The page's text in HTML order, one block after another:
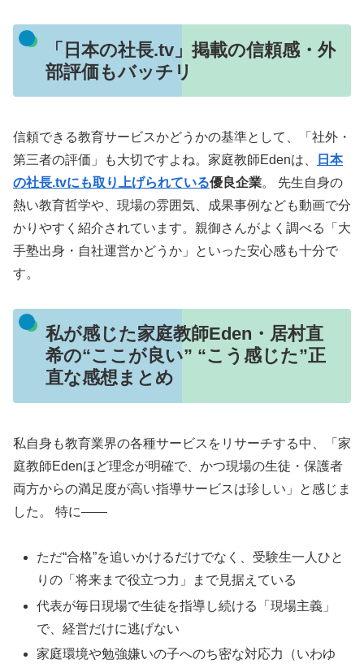
「日本の社長.tv」掲載の信頼感・外
部評価もバッチリ
信頼できる教育サービスかどうかの基準として、「社外・
第三者の評価」も大切ですよね。家庭教師Edenは、
日本
の社長.tvにも取り上げられている優良企業。 先生自身の
熱い教育哲学や、現場の雰囲気、成果事例なども動画で分
かりやすく紹介されています。親御さんがよく調べる「大
手塾出身・自社運営かどうか」といった安心感も十分で
す。
私が感じた家庭教師Eden・居村直
希の“ここが良い” “こう感じた”正
直な感想まとめ
私自身も教育業界の各種サービスをリサーチする中、「家
庭教師Edenほど理念が明確で、かつ現場の生徒・保護者
両方からの満足度が高い指導サービスは珍しい」と感じま
した。 特に――
ただ“合格”を追いかけるだけでなく、受験生一人ひと
りの「将来まで役立つ力」まで見据えている
代表が毎日現場で生徒を指導し続ける「現場主義」
で、経営だけに逃げない
家庭環境や勉強嫌いの子へのち密な対応力（いわゆ